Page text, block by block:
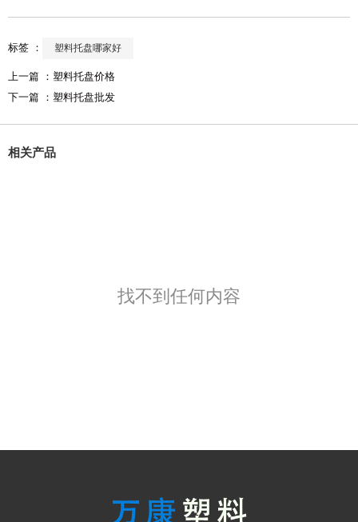
标签 ： 塑料托盘哪家好
上一篇 ： 塑料托盘价格
下一篇 ： 塑料托盘批发
相关产品
找不到任何内容